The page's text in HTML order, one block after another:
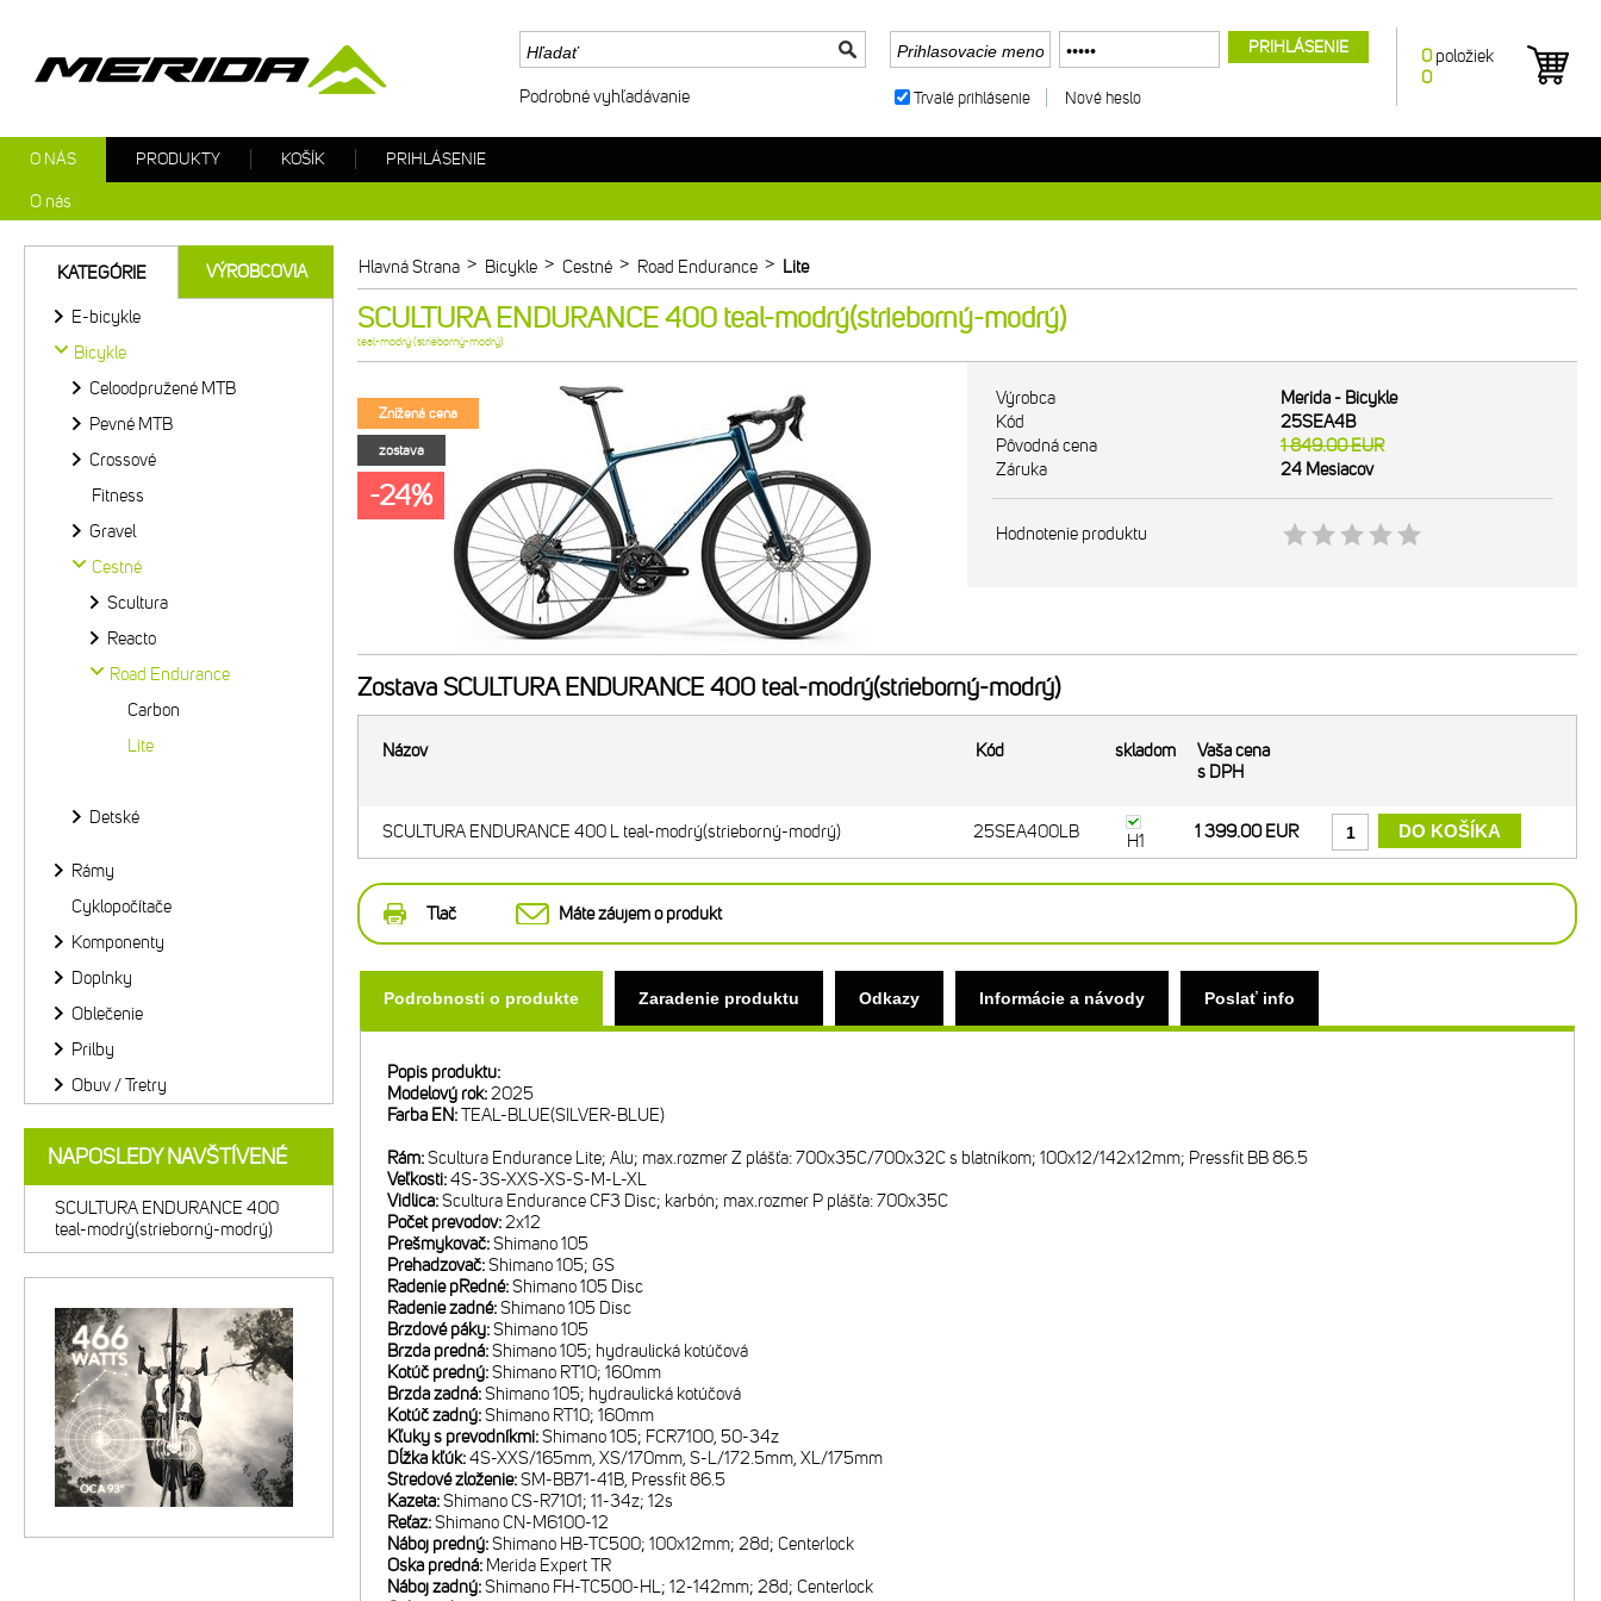
Hlavná Strana > Bicykle > Cestné > Road Endurance > Lite
SCULTURA ENDURANCE 400 teal-modrý(strieborný-modrý)
teal-modrý (strieborný-modrý)
Znížená cena
zostava
-24%
Výrobca
Merida - Bicykle
Kód
25SEA4B
Pôvodná cena
1 849.00EUR
Záruka
24 Mesiacov
Hodnotenie produktu
Zostava SCULTURA ENDURANCE 400 teal-modrý(strieborný-modrý)
Názov Kód skladom
Vaša cena
s DPH
SCULTURA ENDURANCE 400 L teal-modrý(strieborný-modrý) 25SEA400LB H1 1 399.00 EUR
Tlač Máte záujem o produkt
Podrobnosti o produkte Zaradenie produktu Odkazy Informácie a návody Poslať info
Popis produktu:
Modelový rok:2025
Farba EN:TEAL-BLUE(SILVER-BLUE)
Rám:Scultura Endurance Lite; Alu; max.rozmer Z plášťa: 700x35C/700x32C s blatníkom; 100x12/142x12mm; Pressfit BB 86.5
Veľkosti:4S-3S-XXS-XS-S-M-L-XL
Vidlica:Scultura Endurance CF3 Disc; karbón; max.rozmer P plášťa: 700x35C
Počet prevodov:2x12
Prešmykovač:Shimano 105
Prehadzovač:Shimano 105; GS
Radenie pRedné:Shimano 105 Disc
Radenie zadné:Shimano 105 Disc
Brzdové páky:Shimano 105
Brzda predná:Shimano 105; hydraulická kotúčová
Kotúč predný:Shimano RT10; 160mm
Brzda zadná:Shimano 105; hydraulická kotúčová
Kotúč zadný:Shimano RT10; 160mm
Kľuky s prevodníkmi:Shimano 105; FCR7100, 50-34z
Dĺžka kľúk:4S-XXS/165mm, XS/170mm, S-L/172.5mm, XL/175mm
Stredové zloženie:SM-BB71-41B, Pressfit 86.5
Kazeta:Shimano CS-R7101; 11-34z; 12s
Reťaz:Shimano CN-M6100-12
Náboj predný:Shimano HB-TC500; 100x12mm; 28d; Centerlock
Oska predná: Merida Expert TR
Náboj zadný:Shimano FH-TC500-HL; 12-142mm; 28d; Centerlock
KATEGÓRIE VÝROBCOVIA
E-bicykle
Bicykle
Celoodpružené MTB
Pevné MTB
Crossové
Fitness
Gravel
Cestné
Scultura
Reacto
Road Endurance
Carbon
Lite
Detské
Rámy
Cyklopočítače
Komponenty
Doplnky
Oblečenie
Prilby
Obuv / Tretry
NAPOSLEDY NAVŠTÍVENÉ
SCULTURA ENDURANCE 400
teal-modrý(strieborný-modrý)
Podrobné vyhľadávanie
O NÁS
O nás
PRODUKTY KOŠÍK PRIHLÁSENIE
0 položiek
0
PRIHLÁSENIE
Trvalé prihlásenie Nové heslo